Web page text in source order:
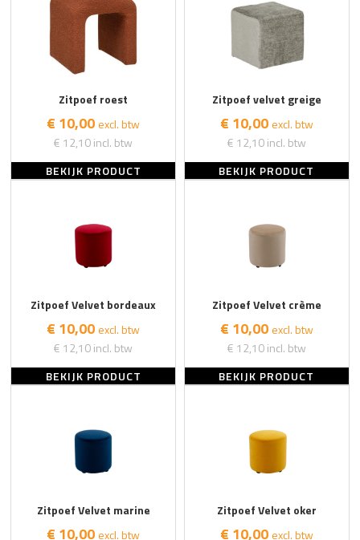
Zitpoef roest
€ 10,00 excl. btw
€ 12,10incl. btw
BEKIJK PRODUCT
Zitpoef velvet greige
€ 10,00 excl. btw
€ 12,10incl. btw
BEKIJK PRODUCT
Zitpoef Velvet bordeaux
€ 10,00 excl. btw
€ 12,10incl. btw
BEKIJK PRODUCT
Zitpoef Velvet crème
€ 10,00 excl. btw
€ 12,10incl. btw
BEKIJK PRODUCT
Zitpoef Velvet marine
€ 10,00 excl. btw
Zitpoef Velvet oker
€ 10,00 excl. btw